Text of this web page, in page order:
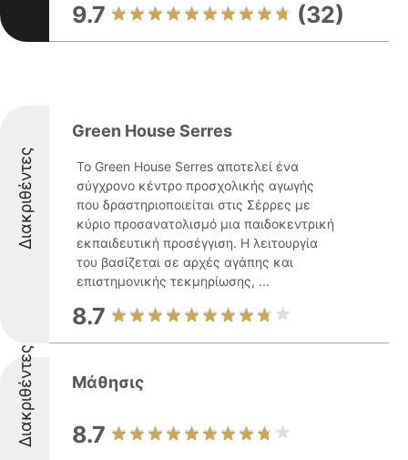
9.7 (32)
Διακριθέντες
Green House Serres
Το Green House Serres αποτελεί ένα
σύγχρονο κέντρο προσχολικής αγωγής
που δραστηριοποιείται στις Σέρρες με
κύριο προσανατολισμό μια παιδοκεντρική
εκπαιδευτική προσέγγιση. Η λειτουργία
του βασίζεται σε αρχές αγάπης και
επιστημονικής τεκμηρίωσης, ...
8.7
Διακριθέντες Μάθησις
8.7